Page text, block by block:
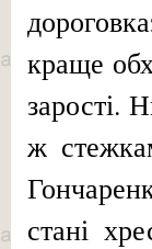
краще
зарості.
ж
стані